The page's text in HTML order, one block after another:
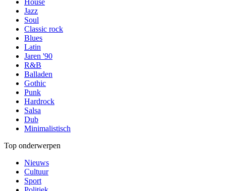
House
Jazz
Soul
Classic rock
Blues
Latin
Jaren '90
R&B
Balladen
Gothic
Punk
Hardrock
Salsa
Dub
Minimalistisch
Top onderwerpen
Nieuws
Cultuur
Sport